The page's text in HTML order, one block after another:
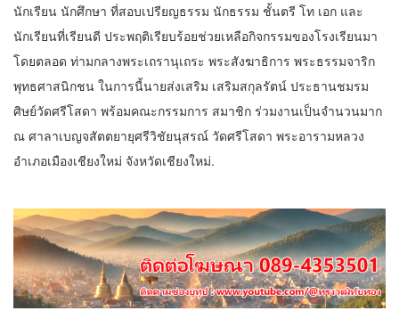
นักเรียน นักศึกษา ที่สอบเปรียญธรรม นักธรรม ชั้นตรี โท เอก และ
นักเรียนที่เรียนดี ประพฤติเรียบร้อยช่วยเหลือกิจกรรมของโรงเรียนมา
โดยตลอด ท่ามกลางพระเถรานุเถระ พระสังฆาธิการ พระธรรมจาริก
พุทธศาสนิกชน ในการนี้นายส่งเสริม เสริมสกุลรัตน์ ประธานชมรม
ศิษย์วัดศรีโสดา พร้อมคณะกรรมการ สมาชิก ร่วมงานเป็นจำนวนมาก
ณ ศาลาเบญจสัตตยายุศรีวิชัยนุสรณ์ วัดศรีโสดา พระอารามหลวง
อำเภอเมืองเชียงใหม่ จังหวัดเชียงใหม่.